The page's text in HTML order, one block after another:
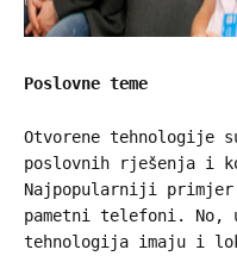
Poslovne teme
Otvorene tehnologije
poslovnih rješenja i
Najpopularniji primjer
pametni telefoni. No,
tehnologija imaju i